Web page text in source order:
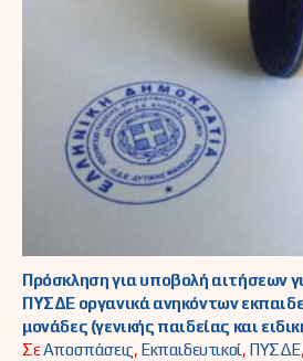
Πρόσκληση για υποβολή αιτήσεων
ΠΥΣΔΕ οργανικά ανηκόντων
μονάδες (γενικής παιδείας και
ΣεΑποσπάσεις, Εκπαιδευτικοί, ΠΥΣΔΕ,